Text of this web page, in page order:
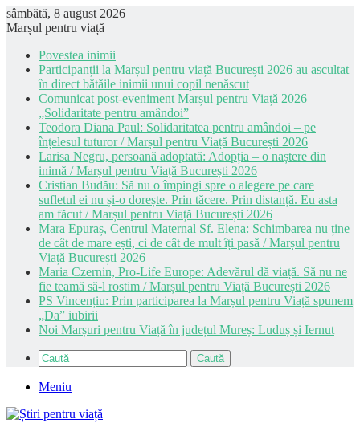
sâmbătă, 8 august 2026
Marșul pentru viață
Povestea inimii
Participanții la Marșul pentru viață București 2026 au ascultat
în direct bătăile inimii unui copil nenăscut
Comunicat post-eveniment Marșul pentru Viață 2026 –
„Solidaritate pentru amândoi”
Teodora Diana Paul: Solidaritatea pentru amândoi – pe
înțelesul tuturor / Marșul pentru Viață București 2026
Larisa Negru, persoană adoptată: Adopția – o naștere din
inimă / Marșul pentru Viață București 2026
Cristian Budău: Să nu o împingi spre o alegere pe care
sufletul ei nu și-o dorește. Prin tăcere. Prin distanță. Eu asta
am făcut / Marșul pentru Viață București 2026
Mara Epuraș, Centrul Maternal Sf. Elena: Schimbarea nu ține
de cât de mare ești, ci de cât de mult îți pasă / Marșul pentru
Viață București 2026
Maria Czernin, Pro-Life Europe: Adevărul dă viață. Să nu ne
fie teamă să-l rostim / Marșul pentru Viață București 2026
PS Vincențiu: Prin participarea la Marșul pentru Viață spunem
„Da” iubirii
Noi Marșuri pentru Viață în județul Mureș: Luduș și Iernut
Caută
Meniu